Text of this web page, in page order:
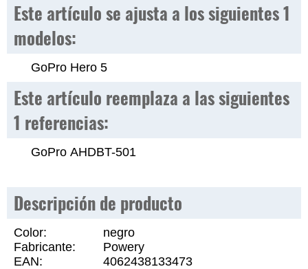
Este artículo se ajusta a los siguientes 1
modelos:
GoPro Hero 5
Este artículo reemplaza a las siguientes
1 referencias:
GoPro AHDBT-501
Descripción de producto
Color:
negro
Fabricante:
Powery
EAN:
4062438133473